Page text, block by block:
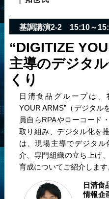
基調講演2-215:10～
“DIGITIZE
主導のデジタ
くり
日清食品グループは、
YOUR ARMS”（デジタル
員自らRPAやローコード
取り組み、デジタル化を
は、現場主導でデジタ
介、専門組織の立ち上げ
育成についてご紹介します
日清食
情報企